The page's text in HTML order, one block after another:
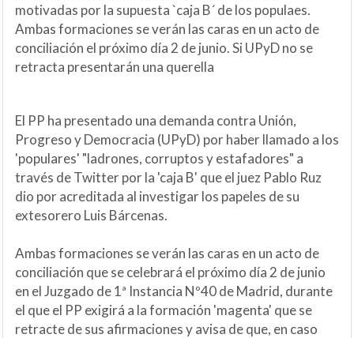
motivadas por la supuesta `caja B´ de los populaes.
Ambas formaciones se verán las caras en un acto de
conciliación el próximo día 2 de junio. Si UPyD no se
retracta presentarán una querella
El PP ha presentado una demanda contra Unión,
Progreso y Democracia (UPyD) por haber llamado a los
'populares' "ladrones, corruptos y estafadores" a
través de Twitter por la 'caja B' que el juez Pablo Ruz
dio por acreditada al investigar los papeles de su
extesorero Luis Bárcenas.
Ambas formaciones se verán las caras en un acto de
conciliación que se celebrará el próximo día 2 de junio
en el Juzgado de 1ª Instancia Nº40 de Madrid, durante
el que el PP exigirá a la formación 'magenta' que se
retracte de sus afirmaciones y avisa de que, en caso